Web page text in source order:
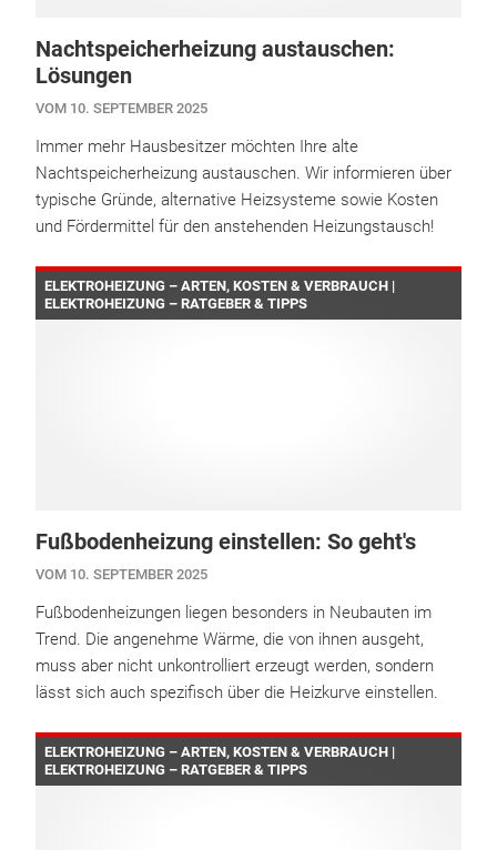
Nachtspeicherheizung austauschen:
Lösungen
VOM 10. SEPTEMBER 2025
Immer mehr Hausbesitzer möchten Ihre alte
Nachtspeicherheizung austauschen. Wir informieren über
typische Gründe, alternative Heizsysteme sowie Kosten
und Fördermittel für den anstehenden Heizungstausch!
ELEKTROHEIZUNG – ARTEN, KOSTEN & VERBRAUCH |
ELEKTROHEIZUNG – RATGEBER & TIPPS
Fußbodenheizung einstellen: So geht's
VOM 10. SEPTEMBER 2025
Fußbodenheizungen liegen besonders in Neubauten im
Trend. Die angenehme Wärme, die von ihnen ausgeht,
muss aber nicht unkontrolliert erzeugt werden, sondern
lässt sich auch spezifisch über die Heizkurve einstellen.
ELEKTROHEIZUNG – ARTEN, KOSTEN & VERBRAUCH |
ELEKTROHEIZUNG – RATGEBER & TIPPS